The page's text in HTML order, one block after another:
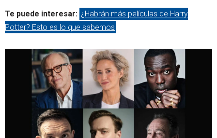
Te puede interesar: ¿Habrán más películas de Harry
Potter? Esto es lo que sabemos